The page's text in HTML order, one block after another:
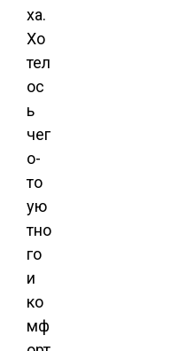
ха.
Хо
тел
ос
ь
чег
о-
то
ую
тно
го
и
ко
мф